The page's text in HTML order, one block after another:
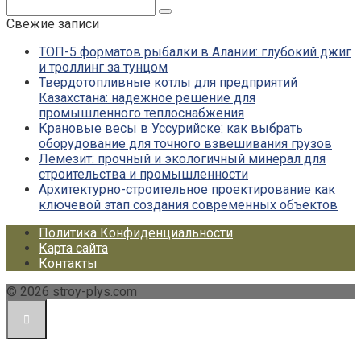
Свежие записи
ТОП-5 форматов рыбалки в Алании: глубокий джиг
и троллинг за тунцом
Твердотопливные котлы для предприятий
Казахстана: надежное решение для
промышленного теплоснабжения
Крановые весы в Уссурийске: как выбрать
оборудование для точного взвешивания грузов
Лемезит: прочный и экологичный минерал для
строительства и промышленности
Архитектурно-строительное проектирование как
ключевой этап создания современных объектов
Политика Конфиденциальности
Карта сайта
Контакты
© 2026 stroy-plys.com